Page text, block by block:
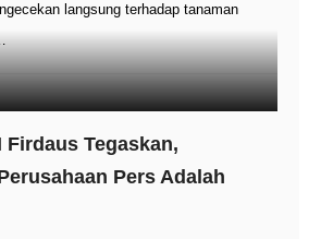
langsung terhadap tanaman
Firdaus Tegaskan,
Pers Adalah